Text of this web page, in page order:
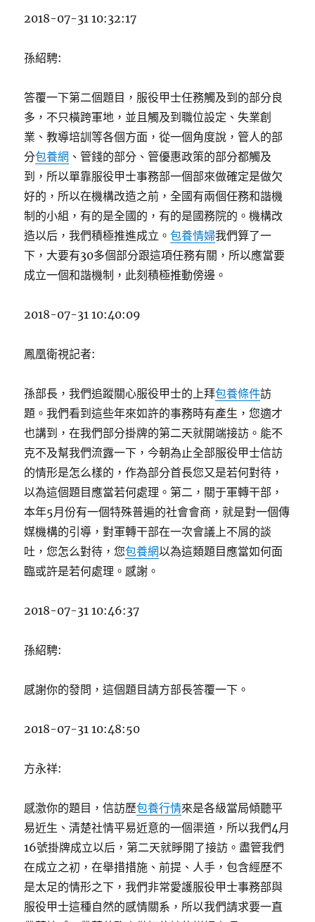
2018-07-31 10:32:17
孫紹騁:
答覆一下第二個題目，服役甲士任務觸及到的部分良
多，不只橫跨軍地，並且觸及到職位設定、失業創
業、教導培訓等各個方面，從一個角度說，管人的部
分包養網 、管錢的部分、管優惠政策的部分都觸及
到，所以單靠服役甲士事務部一個部來做確定是做欠
好的，所以在機構改造之前，全國有兩個任務和諧機
制的小組，有的是全國的，有的是國務院的。機構改
造以后，我們積極推進成立。包養情婦我們算了一
下，大要有30多個部分跟這項任務有關，所以應當要
成立一個和諧機制，此刻積極推動傍邊。
2018-07-31 10:40:09
鳳凰衛視記者:
孫部長，我們追蹤關心服役甲士的上拜包養條件訪
題。我們看到這些年來如許的事務時有產生，您適才
也講到，在我們部分掛牌的第二天就開端接訪。能不
克不及幫我們流露一下，今朝為止全部服役甲士信訪
的情形是怎么樣的，作為部分首長您又是若何對待，
以為這個題目應當若何處理。第二，關于軍轉干部，
本年5月份有一個特殊普遍的社會會商，就是對一個傳
媒機構的引導，對軍轉干部在一次會議上不屑的談
吐，您怎么對待，您包養網以為這類題目應當如何面
臨或許是若何處理。感謝。
2018-07-31 10:46:37
孫紹騁:
感謝你的發問，這個題目請方部長答覆一下。
2018-07-31 10:48:50
方永祥:
感激你的題目，信訪歷包養行情來是各級當局傾聽平
易近生、清楚社情平易近意的一個渠道，所以我們4月
16號掛牌成立以后，第二天就睜開了接訪。盡管我們
在成立之初，在舉措措施、前提、人手，包含經歷不
是太足的情形之下，我們非常愛護服役甲士事務部與
服役甲士這種自然的感情關系，所以我們請求要一直